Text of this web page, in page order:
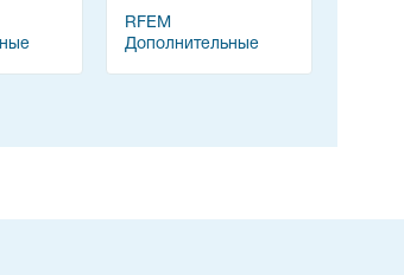
RFEM
Дополнительные